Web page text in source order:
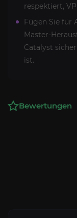
respektiert,
Fügen Sie für
Master-
Catalyst
ist.
Bewertungen